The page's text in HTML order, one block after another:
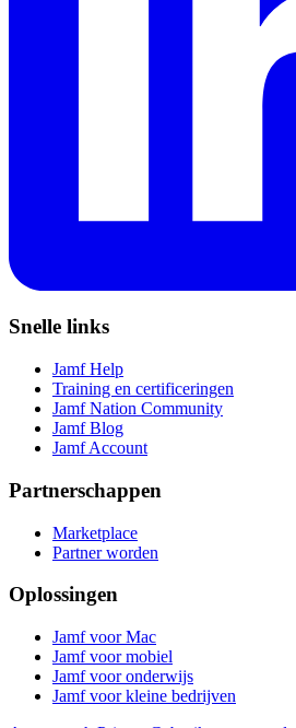
Snelle links
Jamf Help
Training en certificeringen
Jamf Nation Community
Jamf Blog
Jamf Account
Partnerschappen
Marketplace
Partner worden
Oplossingen
Jamf voor Mac
Jamf voor mobiel
Jamf voor onderwijs
Jamf voor kleine bedrijven